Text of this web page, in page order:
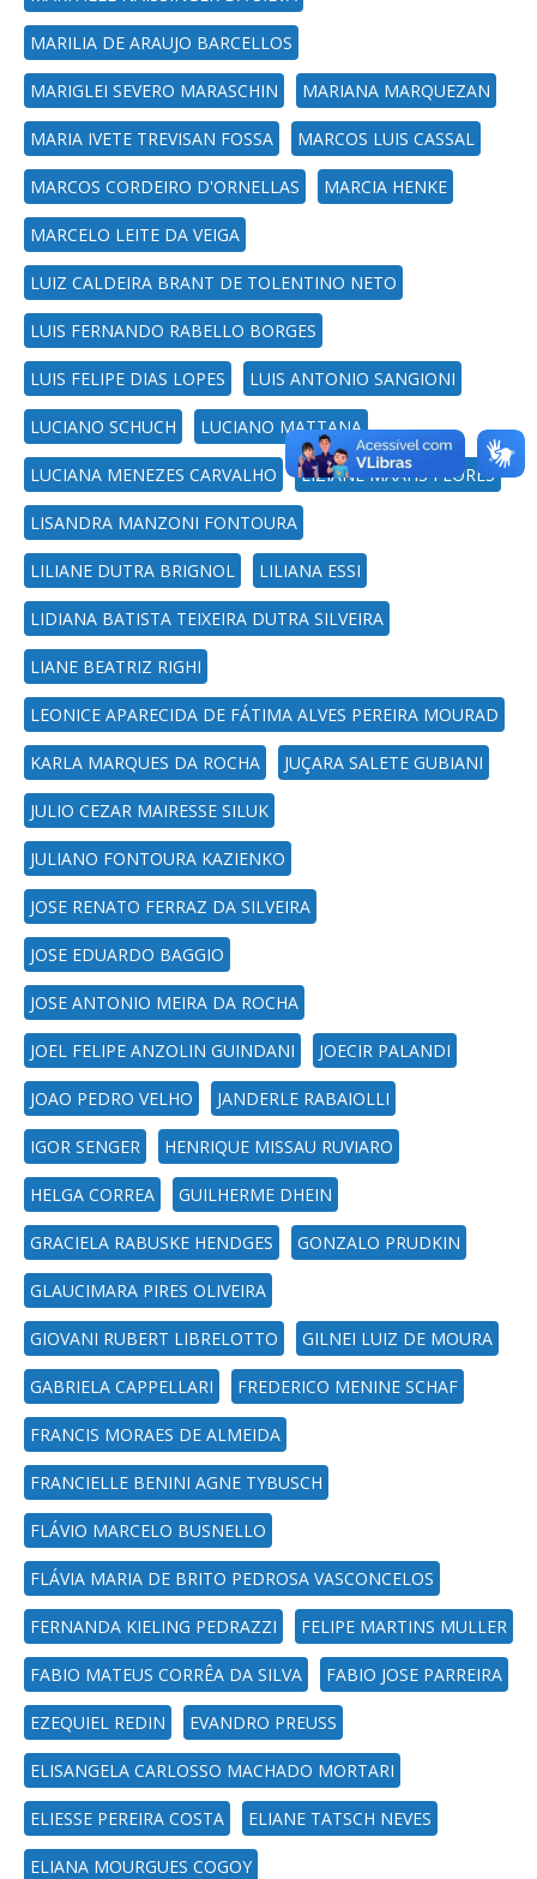
MARILIA DE ARAUJO BARCELLOS
MARIGLEI SEVERO MARASCHIN MARIANA MARQUEZAN
MARIA IVETE TREVISAN FOSSA MARCOS LUIS CASSAL
MARCOS CORDEIRO D'ORNELLAS MARCIA HENKE
MARCELO LEITE DA VEIGA
LUIZ CALDEIRA BRANT DE TOLENTINO NETO
LUIS FERNANDO RABELLO BORGES
LUIS FELIPE DIAS LOPES LUIS ANTONIO SANGIONI
LUCIANO SCHUCH LUCIANO MATTANA
LUCIANA MENEZES CARVALHO LIZIANE MAAHS FLORES
LISANDRA MANZONI FONTOURA
LILIANE DUTRA BRIGNOL LILIANA ESSI
LIDIANA BATISTA TEIXEIRA DUTRA SILVEIRA
LIANE BEATRIZ RIGHI
LEONICE APARECIDA DE FÁTIMA ALVES PEREIRA MOURAD
KARLA MARQUES DA ROCHA JUÇARA SALETE GUBIANI
JULIO CEZAR MAIRESSE SILUK
JULIANO FONTOURA KAZIENKO
JOSE RENATO FERRAZ DA SILVEIRA
JOSE EDUARDO BAGGIO
JOSE ANTONIO MEIRA DA ROCHA
JOEL FELIPE ANZOLIN GUINDANI JOECIR PALANDI
JOAO PEDRO VELHO JANDERLE RABAIOLLI
IGOR SENGER HENRIQUE MISSAU RUVIARO
HELGA CORREA GUILHERME DHEIN
GRACIELA RABUSKE HENDGES GONZALO PRUDKIN
GLAUCIMARA PIRES OLIVEIRA
GIOVANI RUBERT LIBRELOTTO GILNEI LUIZ DE MOURA
GABRIELA CAPPELLARI FREDERICO MENINE SCHAF
FRANCIS MORAES DE ALMEIDA
FRANCIELLE BENINI AGNE TYBUSCH
FLÁVIO MARCELO BUSNELLO
FLÁVIA MARIA DE BRITO PEDROSA VASCONCELOS
FERNANDA KIELING PEDRAZZI FELIPE MARTINS MULLER
FABIO MATEUS CORRÊA DA SILVA FABIO JOSE PARREIRA
EZEQUIEL REDIN EVANDRO PREUSS
ELISANGELA CARLOSSO MACHADO MORTARI
ELIESSE PEREIRA COSTA ELIANE TATSCH NEVES
ELIANA MOURGUES COGOY